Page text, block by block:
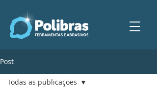
Post
Todas as publicações